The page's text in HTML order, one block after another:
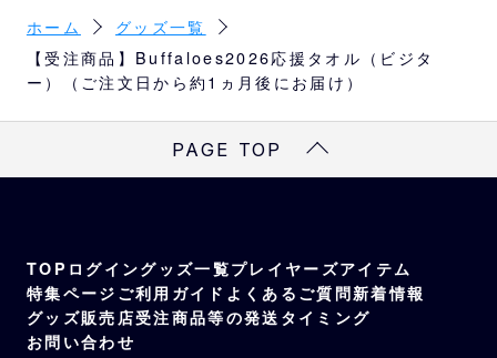
【在庫販売】：支配下選手
【受注販売】：監督、コーチ、育成選手、マ
スコット、BsGravity
W82cm×H32cm
avity
素材
表面：ポリエステル100％ 裏面：ポリエステ
ホーム
グッズ一覧
【受注商品】Buffaloes2026応援タオル（ビジタ
ー）（ご注文日から約1ヵ月後にお届け）
PAGE TOP
TOP ログイングッズ一覧プレイヤーズアイテム
特集ページ ご利用ガイド よくあるご質問新着情報
グッズ販売店受注商品等の発送タイミング
お問い合わせ